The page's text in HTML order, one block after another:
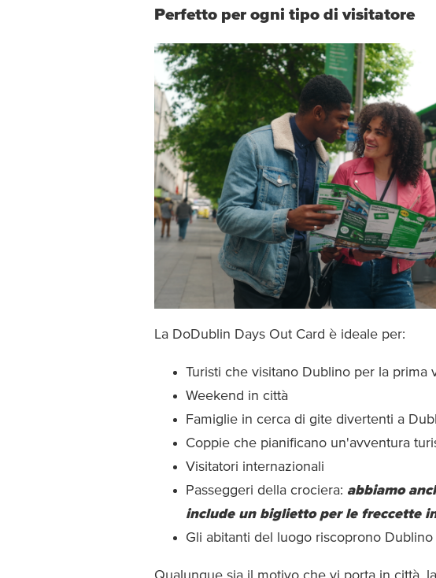
Perfetto per ogni tipo di visitatore
La DoDublin Days Out Card è ideale per:
Turisti che visitano Dublino per la prima
Weekend in città
Famiglie in cerca di gite divertenti a
Coppie che pianificano un'avventura
Visitatori internazionali
Passeggeri della crociera: abbiamo
include un biglietto per le freccette
Gli abitanti del luogo riscoprono Dublino